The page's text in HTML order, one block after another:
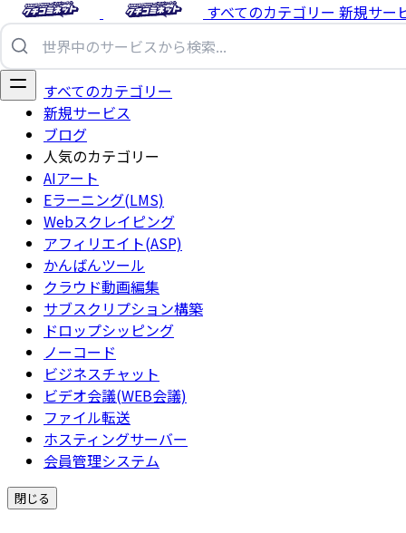
すべてのカテゴリー 新規サー
すべてのカテゴリー
新規サービス
ブログ
人気のカテゴリー
AIアート
Eラーニング(LMS)
Webスクレイピング
アフィリエイト(ASP)
かんばんツール
クラウド動画編集
サブスクリプション構築
ドロップシッピング
ノーコード
ビジネスチャット
ビデオ会議(WEB会議)
ファイル転送
ホスティングサーバー
会員管理システム
閉じる